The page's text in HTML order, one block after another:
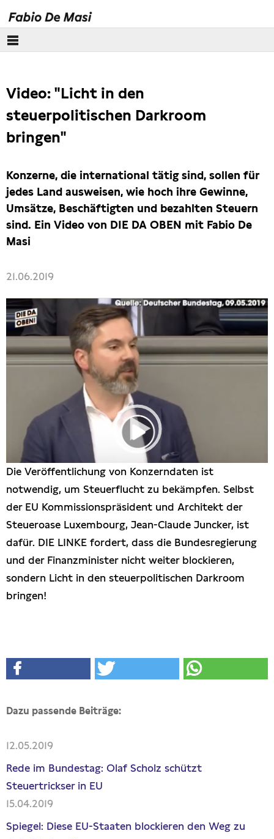
Europäisches Parlament
Video: "Licht in den
steuerpolitischen Darkroom
bringen"
Konzerne, die international tätig sind, sollen für
jedes Land ausweisen, wie hoch ihre Gewinne,
Umsätze, Beschäftigten und bezahlten Steuern
sind. Ein Video von DIE DA OBEN mit Fabio De
Masi
21.06.2019
Die Veröffentlichung von Konzerndaten ist
notwendig, um Steuerflucht zu bekämpfen. Selbst
der EU Kommissionspräsident und Architekt der
Steueroase Luxembourg, Jean-Claude Juncker, ist
dafür. DIE LINKE fordert, dass die Bundesregierung
und der Finanzminister nicht weiter blockieren,
sondern Licht in den steuerpolitischen Darkroom
bringen!
Dazu passende Beiträge:
12.05.2019
Rede im Bundestag: Olaf Scholz schützt
Steuertrickser in EU
15.04.2019
Spiegel: Diese EU-Staaten blockieren den Weg zu